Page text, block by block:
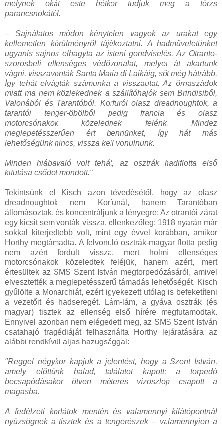
melynek okát este hétkor tudjuk meg a törzs
parancsnokától.
– Sajnálatos módon kénytelen vagyok az urakat egy
kellemetlen körülményről tájékoztatni. A hadműveletünket
ugyanis sajnos elhagyta az isteni gondviselés. Az Otranto-
szorosbeli ellenséges védővonalat, melyet át akartunk
vágni, visszavonták Santa Maria di Laikáig, sőt még hátrább.
Így tehát elvágták számunka a visszautat. Az őrnaszádok
miatt ma nem közlekednek a szállítóhajók sem Brindisiből,
Valonából és Tarantóból. Korfuról olasz dreadnoughtok, a
tarantói tenger-öbölből pedig francia és olasz
motorcsónakok közelednek felénk. Mindez
meglepetésszerűen ért bennünket, így hát más
lehetőségünk nincs, vissza kell vonulnunk.
Minden hiábavaló volt tehát, az osztrák hadiflotta első
kifutása csődöt mondott."
Tekintsünk el Kisch azon tévedésétől, hogy az olasz
dreadnoughtok nem Korfunál, hanem Tarantóban
állomásoztak, és koncentráljunk a lényegre: Az otrantói zárat
egy kicsit sem vonták vissza, ellenkezőleg: 1918 nyarán már
sokkal kiterjedtebb volt, mint egy évvel korábban, amikor
Horthy megtámadta. A felvonuló osztrák-magyar flotta pedig
nem azért fordult vissza, mert holmi ellenséges
motorcsónakok közeledtek feléjük, hanem azért, mert
értesültek az SMS Szent István megtorpedózásáról, amivel
elvesztették a meglepetésszerű támadás lehetőségét. Kisch
gyűlölte a Monarchiát, ezért igyekezett utólag is befeketíteni
a vezetőit és hadseregét. Lám-lám, a gyáva osztrák (és
magyar) tisztek az ellenség első hírére megfutamodtak.
Ennyivel azonban nem elégedett meg, az SMS Szent István
csatahajó tragédiáját felhasználta Horthy lejáratására az
alábbi rendkívül aljas hazugsággal:
"Reggel négykor kapjuk a jelentést, hogy a Szent István,
amely előttünk halad, találatot kapott; a torpedó
becsapódásakor ötven méteres vízoszlop csapott a
magasba.
A fedélzeti korlátok mentén és valamennyi kilátópontnál
nyüzsögnek a tisztek és a tengerészek – valamennyien a